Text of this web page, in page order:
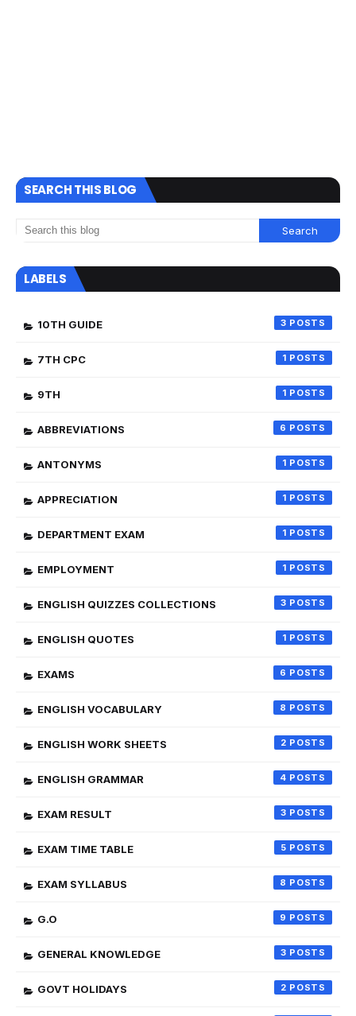
SEARCH THIS BLOG
LABELS
10TH GUIDE 3
7TH CPC 1
9TH 1
ABBREVIATIONS 6
ANTONYMS 1
APPRECIATION 1
DEPARTMENT EXAM 1
EMPLOYMENT 1
ENGLISH QUIZZES COLLECTIONS 3
ENGLISH QUOTES 1
EXAMS 6
ENGLISH VOCABULARY 8
ENGLISH WORK SHEETS 2
ENGLISH GRAMMAR 4
EXAM RESULT 3
EXAM TIME TABLE 5
EXAM SYLLABUS 8
G.O 9
GENERAL KNOWLEDGE 3
GOVT HOLIDAYS 2